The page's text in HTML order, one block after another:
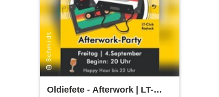
Oldiefete - Afterwork | LT-